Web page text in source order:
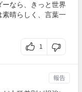
なら、きっと世界
晴らしく、言葉一
1
報告